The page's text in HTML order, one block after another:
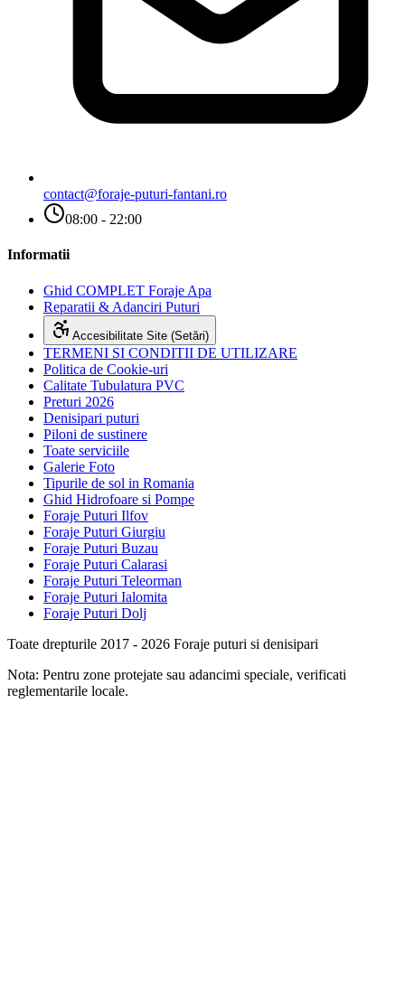
contact@foraje-puturi-fantani.ro
08:00 - 22:00
Informatii
Ghid COMPLET Foraje Apa
Reparatii & Adanciri Puturi
Accesibilitate Site (Setări)
TERMENI SI CONDITII DE UTILIZARE
Politica de Cookie-uri
Calitate Tubulatura PVC
Preturi 2026
Denisipari puturi
Piloni de sustinere
Toate serviciile
Galerie Foto
Tipurile de sol in Romania
Ghid Hidrofoare si Pompe
Foraje Puturi Ilfov
Foraje Puturi Giurgiu
Foraje Puturi Buzau
Foraje Puturi Calarasi
Foraje Puturi Teleorman
Foraje Puturi Ialomita
Foraje Puturi Dolj
Toate drepturile 2017 - 2026 Foraje puturi si denisipari
Nota: Pentru zone protejate sau adancimi speciale, verificati
reglementarile locale.